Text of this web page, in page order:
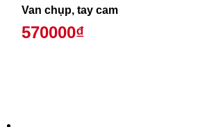
Van chụp, tay cam
570000₫